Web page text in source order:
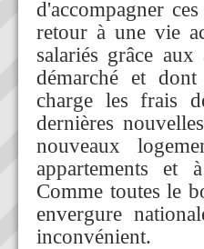
d'accompagner
retour à une vie
salariés grâce
démarché et
charge les frais
dernières
nouveaux
appartements et
Comme toutes le
envergure
inconvénient.